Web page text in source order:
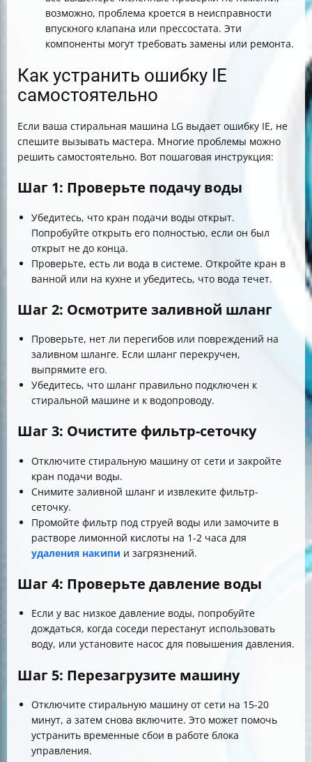
возможно, проблема кроется в неисправности
впускного клапана или прессостата. Эти
компоненты могут требовать замены или ремонта.
Как устранить ошибку IE
самостоятельно
Если ваша стиральная машина LG выдает ошибку IE, не
спешите вызывать мастера. Многие проблемы можно
решить самостоятельно. Вот пошаговая инструкция:
Шаг 1: Проверьте подачу воды
Убедитесь, что кран подачи воды открыт.
Попробуйте открыть его полностью, если он был
открыт не до конца.
Проверьте, есть ли вода в системе. Откройте кран в
ванной или на кухне и убедитесь, что вода течет.
Шаг 2: Осмотрите заливной шланг
Проверьте, нет ли перегибов или повреждений на
заливном шланге. Если шланг перекручен,
выпрямите его.
Убедитесь, что шланг правильно подключен к
стиральной машине и к водопроводу.
Шаг 3: Очистите фильтр-сеточку
Отключите стиральную машину от сети и закройте
кран подачи воды.
Снимите заливной шланг и извлеките фильтр-
сеточку.
Промойте фильтр под струей воды или замочите в
растворе лимонной кислоты на 1-2 часа для
удаления накипи и загрязнений.
Шаг 4: Проверьте давление воды
Если у вас низкое давление воды, попробуйте
дождаться, когда соседи перестанут использовать
воду, или установите насос для повышения давления.
Шаг 5: Перезагрузите машину
Отключите стиральную машину от сети на 15-20
минут, а затем снова включите. Это может помочь
устранить временные сбои в работе блока
управления.